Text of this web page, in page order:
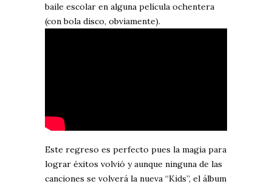
baile escolar en alguna película ochentera
(con bola disco, obviamente).
Este regreso es perfecto pues la magia para
lograr éxitos volvió y aunque ninguna de las
canciones se volverá la nueva “Kids”, el álbum